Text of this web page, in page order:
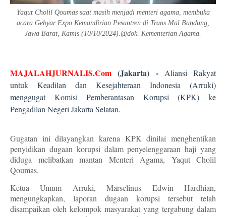
Yaqut Cholil Qoumas saat masih menjadi menteri agama, membuka
acara Gebyar Expo Kemandirian Pesantren di Trans Mal Bandung,
Jawa Barat, Kamis (10/10/2024).@dok. Kementerian Agama.
MAJALAHJURNALIS.Com(Jakarta) -
Aliansi Rakyat
untuk Keadilan dan Kesejahteraan Indonesia (Arruki)
menggugat Komisi Pemberantasan Korupsi (KPK) ke
Pengadilan Negeri Jakarta Selatan.
Gugatan ini dilayangkan karena KPK dinilai menghentikan
penyidikan dugaan korupsi dalam penyelenggaraan haji yang
diduga melibatkan mantan Menteri Agama, Yaqut Cholil
Qoumas.
Ketua Umum Arruki, Marselinus Edwin Hardhian,
mengungkapkan, laporan dugaan korupsi tersebut telah
disampaikan oleh kelompok masyarakat yang tergabung dalam